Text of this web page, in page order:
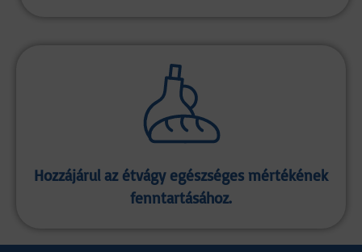
Hozzájárul az étvágy egészséges mértékének
fenntartásához.